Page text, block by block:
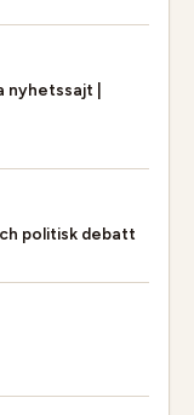
|
politisk debatt